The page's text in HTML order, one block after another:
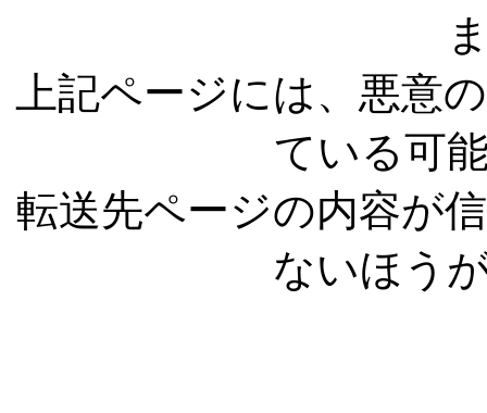
上記ページには、悪意
ている可
転送先ページの内容が
ないほう